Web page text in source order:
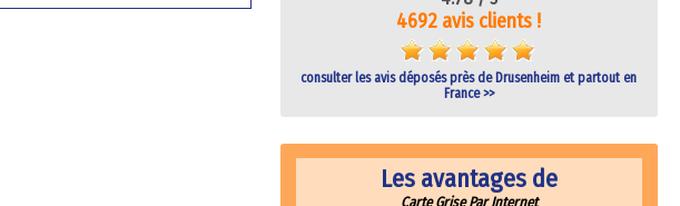
4692 avis clients !
consulter les avis déposés près de Drusenheim et partout en
France >>
Les avantages de
Carte Grise Par Internet